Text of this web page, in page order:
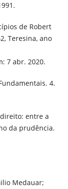
de Robert
Teresina, ano
7 abr. 2020.
4.
entre a
da prudência.
Medauar;